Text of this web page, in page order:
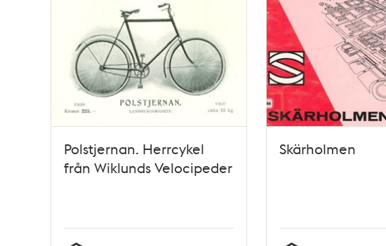
Polstjernan. Herrcykel
från Wiklunds Velocipeder
Skärholmen